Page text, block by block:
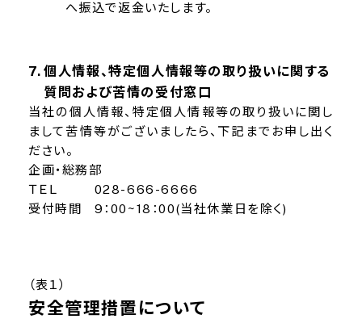
へ振込で返金いたします。
個人情報、特定個人情報等の取り扱いに関する
質問および苦情の受付窓口
当社の個人情報、特定個人情報等の取り扱いに関し
まして苦情等がございましたら、下記までお申し出く
ださい。
企画・総務部
ＴＥＬ
028-666-6666
受付時間
9：00~18：00(当社休業日を除く)
（表１）
安全管理措置について